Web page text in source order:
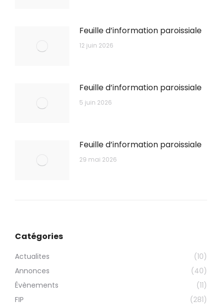
Feuille d’information paroissiale
12 juin 2026
Feuille d’information paroissiale
5 juin 2026
Feuille d’information paroissiale
29 mai 2026
Catégories
Actualites
(10)
Annonces
(40)
Évènements
(11)
FIP
(281)